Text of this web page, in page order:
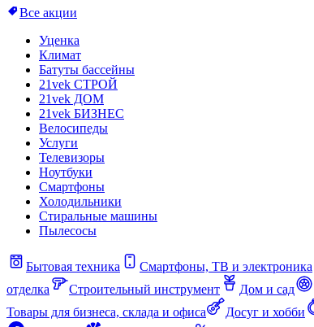
Все акции
Уценка
Климат
Батуты бассейны
21vek СТРОЙ
21vek ДОМ
21vek БИЗНЕС
Велосипеды
Услуги
Телевизоры
Ноутбуки
Смартфоны
Холодильники
Стиральные машины
Пылесосы
Бытовая техника Смартфоны, ТВ и электроника
отделка
Строительный инструмент Дом и сад
Товары для бизнеса, склада и офиса
Досуг и хобби